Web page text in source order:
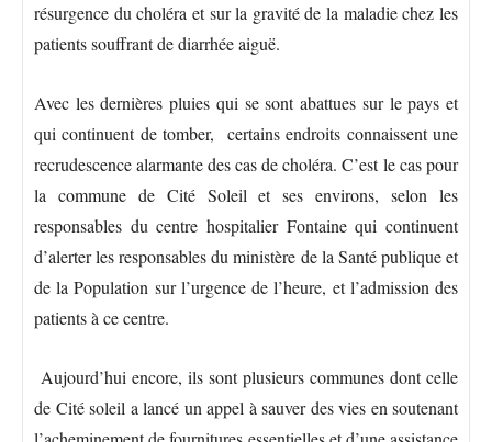
résurgence du choléra et sur la gravité de la maladie chez les
patients souffrant de diarrhée aiguë.
Avec les dernières pluies qui se sont abattues sur le pays et
qui continuent de tomber, certains endroits connaissent une
recrudescence alarmante des cas de choléra. C’est le cas pour
la commune de Cité Soleil et ses environs, selon les
responsables du centre hospitalier Fontaine qui continuent
d’alerter les responsables du ministère de la Santé publique et
de la Population sur l’urgence de l’heure, et l’admission des
patients à ce centre.
Aujourd’hui encore, ils sont plusieurs communes dont celle
de Cité soleil a lancé un appel à sauver des vies en soutenant